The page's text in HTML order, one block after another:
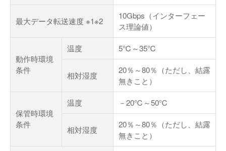
最大データ転送速度 ※1※2
10Gbps（インターフェー
ス理論値）
動作時環境
条件
温度 5℃～35℃
相対湿度
20％～80％（ただし、結露
無きこと）
保管時環境
条件
温度 －20℃～50℃
相対湿度
20％～80％（ただし、結露
無きこと）